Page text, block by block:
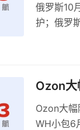
俄罗斯10
护；俄罗
Ozon大
Ozon大
WH小包6